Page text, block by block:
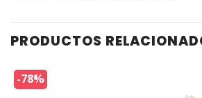
PRODUCTOS
-78%